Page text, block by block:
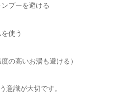
プーを避ける
使う
の高いお湯も避ける）
意識が大切です。